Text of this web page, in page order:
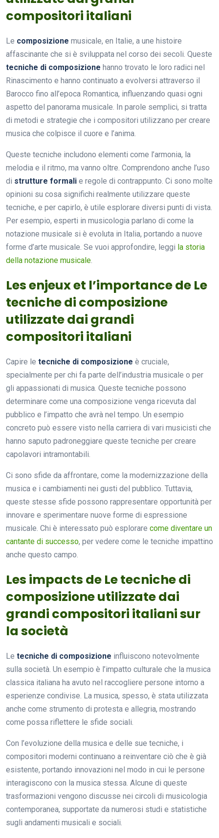
compositori italiani
Le composizione musicale, en Italie, a une histoire
affascinante che si è sviluppata nel corso dei secoli. Queste
tecniche di composizione hanno trovato le loro radici nel
Rinascimento e hanno continuato a evolversi attraverso il
Barocco fino all’epoca Romantica, influenzando quasi ogni
aspetto del panorama musicale. In parole semplici, si tratta
di metodi e strategie che i compositori utilizzano per creare
musica che colpisce il cuore e l’anima.
Queste tecniche includono elementi come l’armonia, la
melodia e il ritmo, ma vanno oltre. Comprendono anche l’uso
di strutture formali e regole di contrappunto. Ci sono molte
opinioni su cosa significhi realmente utilizzare queste
tecniche, e per capirlo, è utile esplorare diversi punti di vista.
Per esempio, esperti in musicologia parlano di come la
notazione musicale si è evoluta in Italia, portando a nuove
forme d’arte musicale. Se vuoi approfondire, leggi la storia
della notazione musicale
Les enjeux et l’importance de Le
tecniche di composizione
utilizzate dai grandi
compositori italiani
Capire le tecniche di composizione è cruciale,
specialmente per chi fa parte dell’industria musicale o per
gli appassionati di musica. Queste tecniche possono
determinare come una composizione venga ricevuta dal
pubblico e l’impatto che avrà nel tempo. Un esempio
concreto può essere visto nella carriera di vari musicisti che
hanno saputo padroneggiare queste tecniche per creare
capolavori intramontabili.
Ci sono sfide da affrontare, come la modernizzazione della
musica e i cambiamenti nei gusti del pubblico. Tuttavia,
queste stesse sfide possono rappresentare opportunità per
innovare e sperimentare nuove forme di espressione
musicale. Chi è interessato può esplorare come diventare un
cantante di successo, per vedere come le tecniche impattino
anche questo campo.
Les impacts de Le tecniche di
composizione utilizzate dai
grandi compositori italiani sur
la società
Le tecniche di composizione influiscono notevolmente
sulla società. Un esempio è l’impatto culturale che la musica
classica italiana ha avuto nel raccogliere persone intorno a
esperienze condivise. La musica, spesso, è stata utilizzata
anche come strumento di protesta e allegria, mostrando
come possa riflettere le sfide sociali.
Con l’evoluzione della musica e delle sue tecniche, i
compositori moderni continuano a reinventare ciò che è già
esistente, portando innovazioni nel modo in cui le persone
interagiscono con la musica stessa. Alcune di queste
trasformazioni vengono discusse nei circoli di musicologia
contemporanea, supportate da numerosi studi e statistiche
sugli andamenti musicali e sociali.